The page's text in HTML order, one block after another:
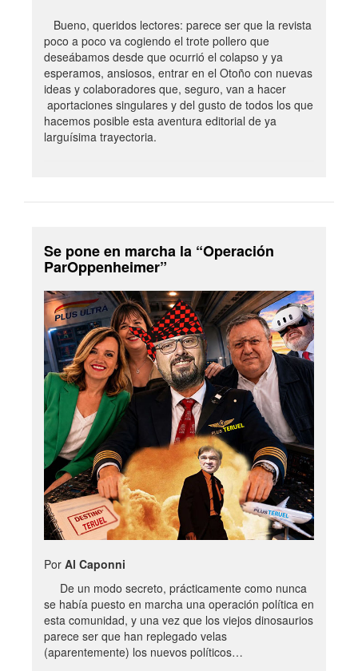
Bueno, queridos lectores: parece ser que la revista
poco a poco va cogiendo el trote pollero que
deseábamos desde que ocurrió el colapso y ya
esperamos, ansiosos, entrar en el Otoño con nuevas
ideas y colaboradores que, seguro, van a hacer
aportaciones singulares y del gusto de todos los que
hacemos posible esta aventura editorial de ya
larguísima trayectoria.
Se pone en marcha la “Operación
ParOppenheimer”
Por Al Caponni
De un modo secreto, prácticamente como nunca
se había puesto en marcha una operación política en
esta comunidad, y una vez que los viejos dinosaurios
parece ser que han replegado velas
(aparentemente) los nuevos políticos…